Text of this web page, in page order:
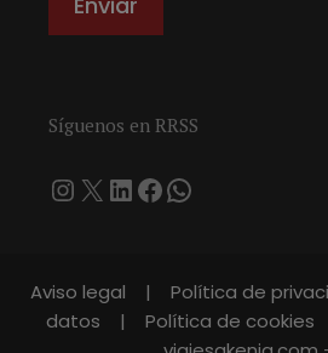
Síguenos en RRSS
Instagram
X LinkedIn
Facebook
WhatsApp
Aviso legal | Política de
datos
| Política de cookies